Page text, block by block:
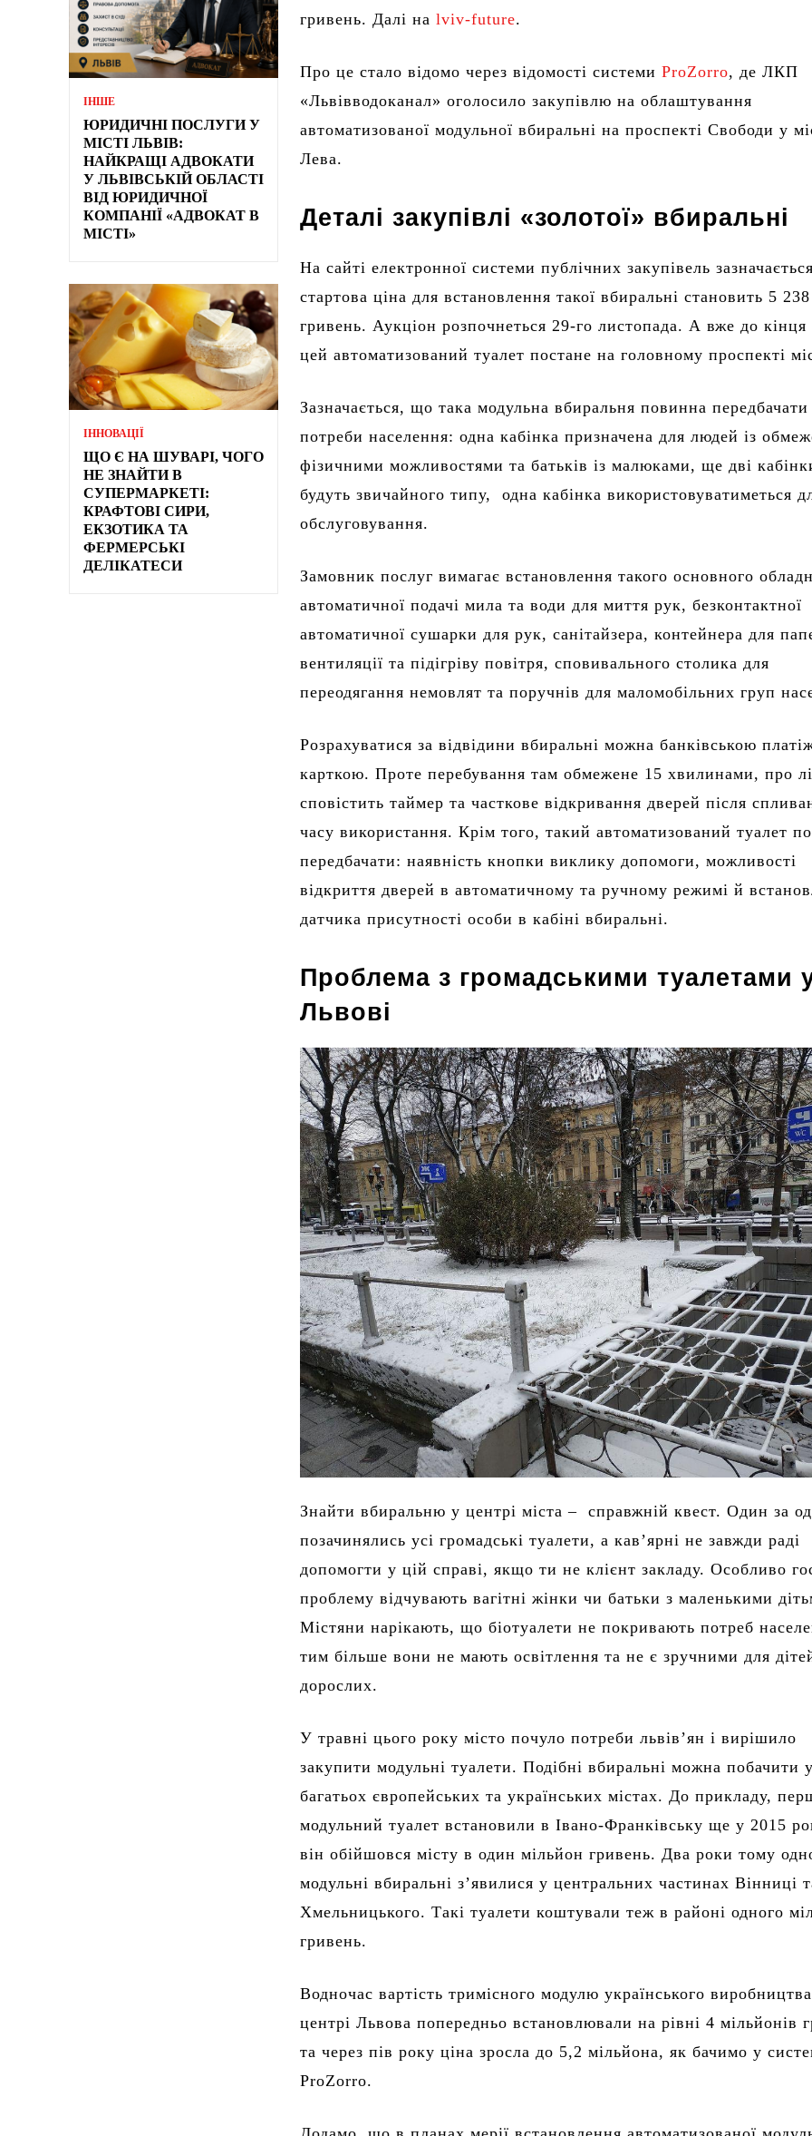
ІНШЕ
ЮРИДИЧНІ ПОСЛУГИ У
МІСТІ ЛЬВІВ:
НАЙКРАЩІ АДВОКАТИ
У ЛЬВІВСЬКІЙ ОБЛАСТІ
ВІД ЮРИДИЧНОЇ
КОМПАНІЇ «АДВОКАТ В
МІСТІ»
ІННОВАЦІЇ
ЩО Є НА ШУВАРІ, ЧОГО
НЕ ЗНАЙТИ В
СУПЕРМАРКЕТІ:
КРАФТОВІ СИРИ,
ЕКЗОТИКА ТА
ФЕРМЕРСЬКІ
ДЕЛІКАТЕСИ
гривень. Далі наlviv-future.
Про це стало відомо через відомості системиProZorro, де ЛКП
«Львівводоканал» оголосило закупівлю на облаштування
автоматизованої модульної вбиральні на проспекті Свободи у
Лева.
Деталі закупівлі «золотої» вбиральні
На сайті електронної системи публічних закупівель
стартова ціна для встановлення такої вбиральні становить 5
гривень. Аукціон розпочнеться 29-го листопада. А вже до кінця
цей автоматизований туалет постане на головному проспекті
Зазначається, що така модульна вбиральня повинна передбачати
потреби населення: одна кабінка призначена для людей із
фізичними можливостями та батьків із малюками, ще дві
будуть звичайного типу, одна кабінка використовуватиметься
обслуговування.
Замовник послуг вимагає встановлення такого основного
автоматичної подачі мила та води для миття рук, безконтактної
автоматичної сушарки для рук, санітайзера, контейнера для
вентиляції та підігріву повітря, сповивального столика для
переодягання немовлят та поручнів для маломобільних груп
Розрахуватися за відвідини вбиральні можна банківською
карткою. Проте перебування там обмежене 15 хвилинами, про
сповістить таймер та часткове відкривання дверей після
часу використання. Крім того, такий автоматизований туалет
передбачати: наявність кнопки виклику допомоги, можливості
відкриття дверей в автоматичному та ручному режимі й
датчика присутності особи в кабіні вбиральні.
Проблема з громадськими туалетами
Львові
Знайти вбиральню у центрі міста – справжній квест. Один за
позачинялись усі громадські туалети, а кав’ярні не завжди раді
допомогти у цій справі, якщо ти не клієнт закладу. Особливо
проблему відчувають вагітні жінки чи батьки з маленькими
Містяни нарікають, що біотуалети не покривають потреб
тим більше вони не мають освітлення та не є зручними для
дорослих.
У травні цього року місто почуло потреби львів’ян і вирішило
закупити модульні туалети. Подібні вбиральні можна побачити
багатьох європейських та українських містах. До прикладу,
модульний туалет встановили в Івано-Франківську ще у 2015
він обійшовся місту в один мільйон гривень. Два роки тому
модульні вбиральні з’явилися у центральних частинах Вінниці
Хмельницького. Такі туалети коштували теж в районі одного
гривень.
Водночас вартість тримісного модулю українського
центрі Львова попередньо встановлювали на рівні 4 мільйонів
та через пів року ціна зросла до 5,2 мільйона, як бачимо у
ProZorro.